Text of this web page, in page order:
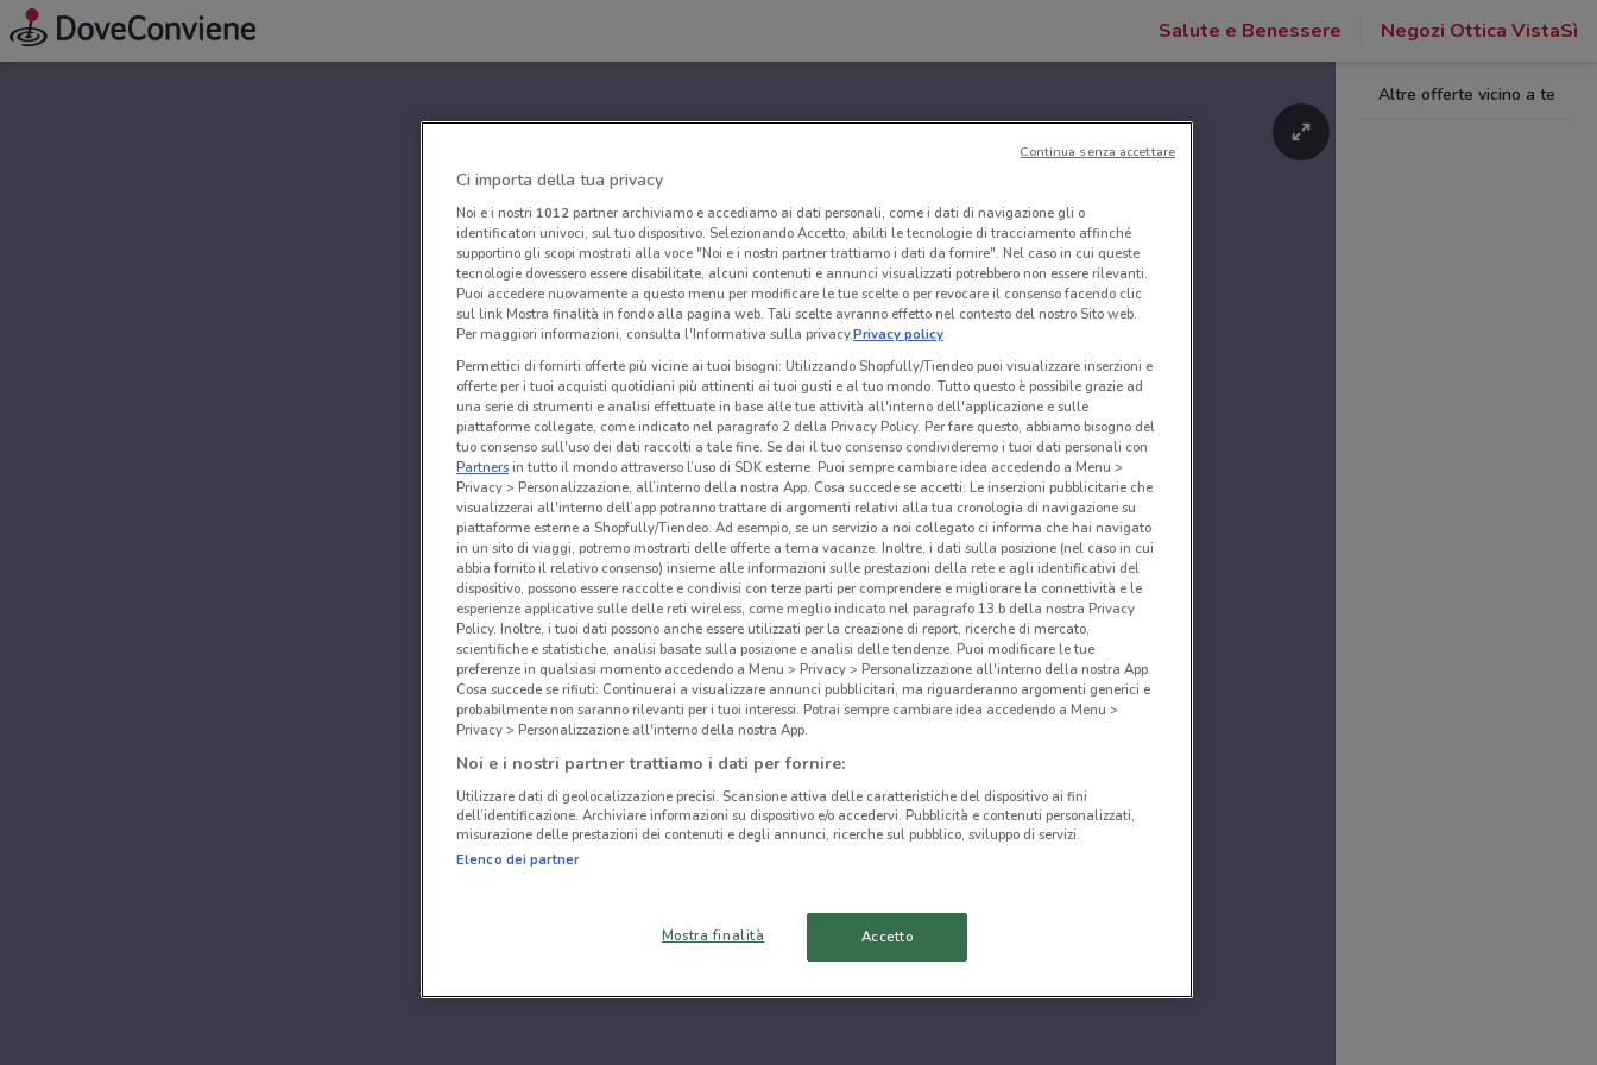
Salute e Benessere Negozi Ottica VistaSì
Altre offerte vicino a te
Ci importa della tua privacy
Noi e i nostri 1012partner archiviamo e accediamo ai dati personali, come i dati di navigazione gli o
identificatori univoci, sul tuo dispositivo. Selezionando Accetto, abiliti le tecnologie di tracciamento affinché
supportino gli scopi mostrati alla voce "Noi e i nostri partner trattiamo i dati da fornire". Nel caso in cui queste
tecnologie dovessero essere disabilitate, alcuni contenuti e annunci visualizzati potrebbero non essere rilevanti.
Puoi accedere nuovamente a questo menu per modificare le tue scelte o per revocare il consenso facendo clic
sul link Mostra finalità in fondo alla pagina web. Tali scelte avranno effetto nel contesto del nostro Sito web.
Per maggiori informazioni, consulta l'Informativa sulla privacy.Privacy policy
Permettici di fornirti offerte più vicine ai tuoi bisogni: Utilizzando Shopfully/Tiendeo puoi visualizzare inserzioni e
offerte per i tuoi acquisti quotidiani più attinenti ai tuoi gusti e al tuo mondo. Tutto questo è possibile grazie ad
una serie di strumenti e analisi effettuate in base alle tue attività all'interno dell'applicazione e sulle
piattaforme collegate, come indicato nel paragrafo 2 della Privacy Policy. Per fare questo, abbiamo bisogno del
tuo consenso sull'uso dei dati raccolti a tale fine. Se dai il tuo consenso condivideremo i tuoi dati personali con
Partnersin tutto il mondo attraverso l’uso di SDK esterne. Puoi sempre cambiare idea accedendo a Menu >
Privacy > Personalizzazione, all’interno della nostra App. Cosa succede se accetti: Le inserzioni pubblicitarie che
visualizzerai all'interno dell’app potranno trattare di argomenti relativi alla tua cronologia di navigazione su
piattaforme esterne a Shopfully/Tiendeo. Ad esempio, se un servizio a noi collegato ci informa che hai navigato
in un sito di viaggi, potremo mostrarti delle offerte a tema vacanze. Inoltre, i dati sulla posizione (nel caso in cui
abbia fornito il relativo consenso) insieme alle informazioni sulle prestazioni della rete e agli identificativi del
dispositivo, possono essere raccolte e condivisi con terze parti per comprendere e migliorare la connettività e le
esperienze applicative sulle delle reti wireless, come meglio indicato nel paragrafo 13.b della nostra Privacy
Policy. Inoltre, i tuoi dati possono anche essere utilizzati per la creazione di report, ricerche di mercato,
scientifiche e statistiche, analisi basate sulla posizione e analisi delle tendenze. Puoi modificare le tue
preferenze in qualsiasi momento accedendo a Menu > Privacy > Personalizzazione all'interno della nostra App.
Cosa succede se rifiuti: Continuerai a visualizzare annunci pubblicitari, ma riguarderanno argomenti generici e
probabilmente non saranno rilevanti per i tuoi interessi. Potrai sempre cambiare idea accedendo a Menu >
Privacy > Personalizzazione all'interno della nostra App.
Noi e i nostri partner trattiamo i dati per fornire:
Utilizzare dati di geolocalizzazione precisi. Scansione attiva delle caratteristiche del dispositivo ai fini
dell’identificazione. Archiviare informazioni su dispositivo e/o accedervi. Pubblicità e contenuti personalizzati,
misurazione delle prestazioni dei contenuti e degli annunci, ricerche sul pubblico, sviluppo di servizi.
Elenco dei partner
Mostra finalità Accetto
Continua senza accettare